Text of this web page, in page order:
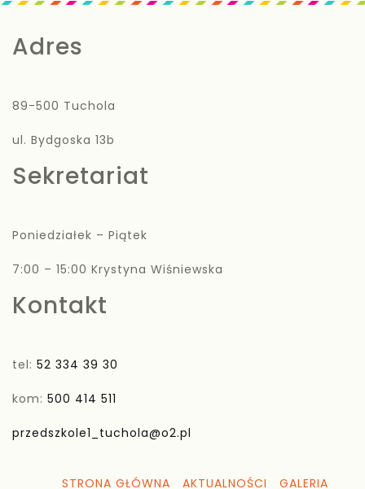
Adres
89-500 Tuchola
ul. Bydgoska 13b
Sekretariat
Poniedziałek – Piątek
7:00 – 15:00 Krystyna Wiśniewska
Kontakt
tel: 52 334 39 30
kom: 500 414 511
przedszkole1_tuchola@o2.pl
STRONA GŁÓWNA AKTUALNOŚCI GALERIA